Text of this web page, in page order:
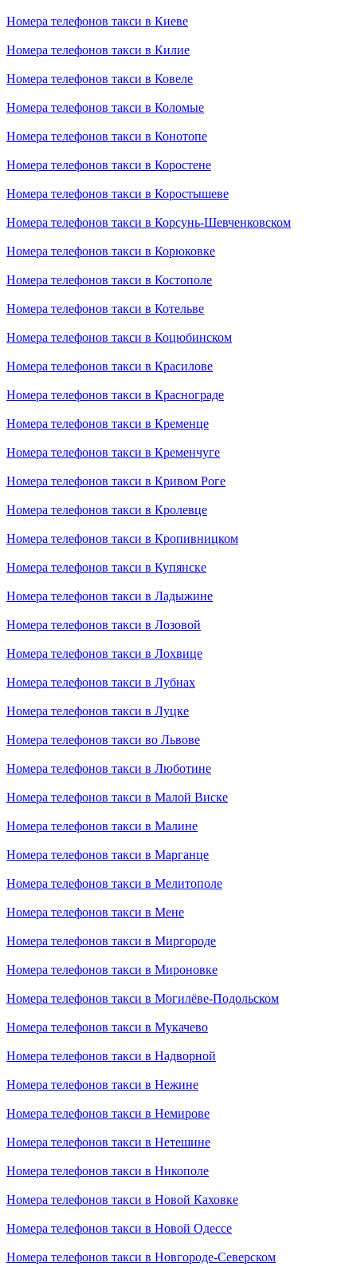
Номера телефонов такси в Киеве
Номера телефонов такси в Килие
Номера телефонов такси в Ковеле
Номера телефонов такси в Коломые
Номера телефонов такси в Конотопе
Номера телефонов такси в Коростене
Номера телефонов такси в Коростышеве
Номера телефонов такси в Корсунь-Шевченковском
Номера телефонов такси в Корюковке
Номера телефонов такси в Костополе
Номера телефонов такси в Котельве
Номера телефонов такси в Коцюбинском
Номера телефонов такси в Красилове
Номера телефонов такси в Краснограде
Номера телефонов такси в Кременце
Номера телефонов такси в Кременчуге
Номера телефонов такси в Кривом Роге
Номера телефонов такси в Кролевце
Номера телефонов такси в Кропивницком
Номера телефонов такси в Купянске
Номера телефонов такси в Ладыжине
Номера телефонов такси в Лозовой
Номера телефонов такси в Лохвице
Номера телефонов такси в Лубнах
Номера телефонов такси в Луцке
Номера телефонов такси во Львове
Номера телефонов такси в Люботине
Номера телефонов такси в Малой Виске
Номера телефонов такси в Малине
Номера телефонов такси в Марганце
Номера телефонов такси в Мелитополе
Номера телефонов такси в Мене
Номера телефонов такси в Миргороде
Номера телефонов такси в Мироновке
Номера телефонов такси в Могилёве-Подольском
Номера телефонов такси в Мукачево
Номера телефонов такси в Надворной
Номера телефонов такси в Нежине
Номера телефонов такси в Немирове
Номера телефонов такси в Нетешине
Номера телефонов такси в Никополе
Номера телефонов такси в Новой Каховке
Номера телефонов такси в Новой Одессе
Номера телефонов такси в Новгороде-Северском